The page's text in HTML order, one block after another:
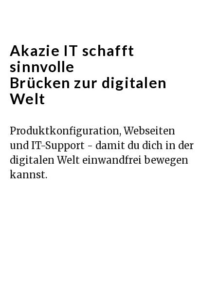
Akazie IT schafft
sinnvolle
Brücken zur digitalen
Welt
Produktkonfiguration, Webseiten
und IT-Support - damit du dich in der
digitalen Welt einwandfrei bewegen
kannst.